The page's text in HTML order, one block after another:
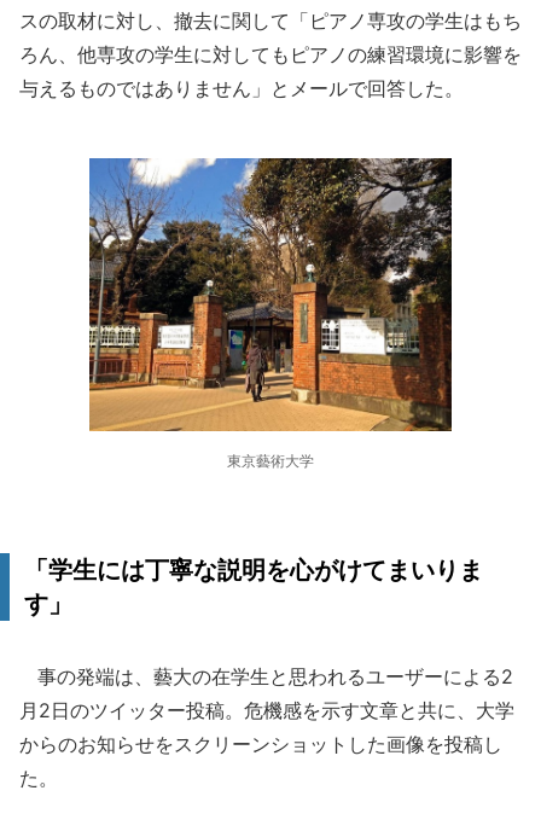
スの取材に対し、撤去に関して「ピアノ専攻の学生はもち
ろん、他専攻の学生に対してもピアノの練習環境に影響を
与えるものではありません」とメールで回答した。
東京藝術大学
「学生には丁寧な説明を心がけてまいりま
す」
事の発端は、藝大の在学生と思われるユーザーによる2
月2日のツイッター投稿。危機感を示す文章と共に、大学
からのお知らせをスクリーンショットした画像を投稿し
た。